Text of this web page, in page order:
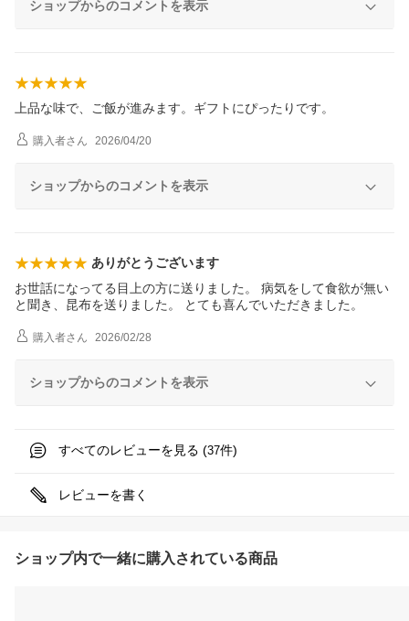
ショップからのコメントを表示
上品な味で、ご飯が進みます。ギフトにぴったりです。
購入者さん 2026/04/20
ショップからのコメントを表示
ありがとうございます
お世話になってる目上の方に送りました。 病気をして食欲が無い
と聞き、昆布を送りました。 とても喜んでいただきました。
購入者さん 2026/02/28
ショップからのコメントを表示
すべてのレビューを見る (37件)
レビューを書く
ショップ内で一緒に購入されている商品